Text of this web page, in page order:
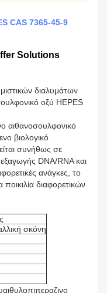
CAS 7365-45-9
Solutions
διαλυμάτων
οξύ HEPES
αιθανοσουλφονικό
βιολογικό
συνήθως σε
DNA/RNA και
ανάγκες, το
διαφορετικών
σκόνη